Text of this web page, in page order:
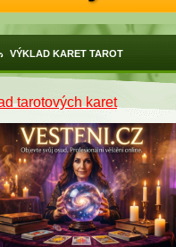
VÝKLAD KARET TAROT
tarotových karet